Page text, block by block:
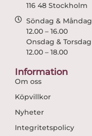
116 48 Stockholm
Söndag & Måndag
12.00 – 16.00
Onsdag & Torsdag
12.00 – 18.00
Information
Om oss
Köpvillkor
Nyheter
Integritetspolicy